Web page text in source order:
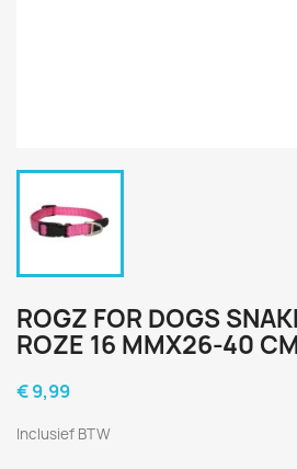
ROGZ FOR DOGS
ROZE 16 MMX26-40 CM
€ 9,99
Inclusief BTW